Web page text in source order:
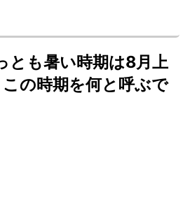
とも暑い時期は8月上
の時期を何と呼ぶで